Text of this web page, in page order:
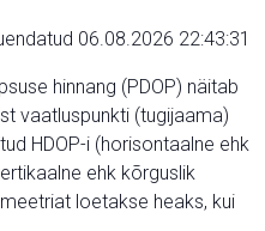
06.08.2026 22:43:31
hinnang (PDOP) näitab
vaatluspunkti (tugijaama)
HDOP-i (horisontaalne ehk
ehk kõrguslik
loetakse heaks, kui